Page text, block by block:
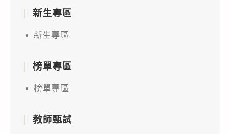
新生專區
新生專區
榜單專區
榜單專區
教師甄試